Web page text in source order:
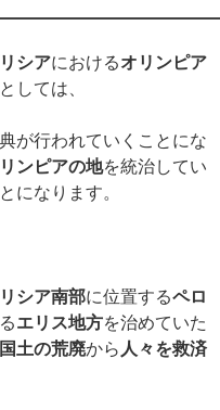
シアにおけるオリンピア
としては、
が行われていくことにな
ンピアの地を統治してい
になります。
シア南部に位置するペロ
エリス地方を治めていた
国土の荒廃から 人々を救済